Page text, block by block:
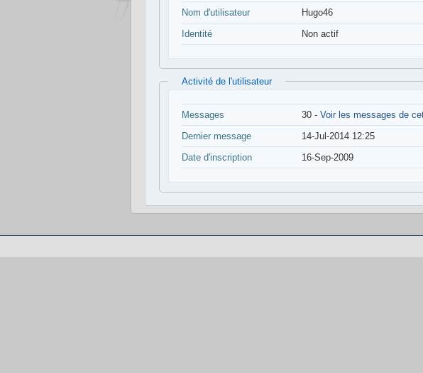
Nom d'utilisateur
Hugo46
Identité
Non actif
Activité de l'utilisateur
Messages 30 - Voir les messages de
Dernier message
14-Jul-2014 12:25
Date d'inscription
16-Sep-2009